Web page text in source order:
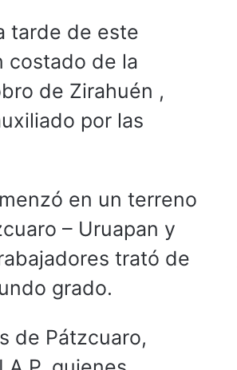
tarde de este
costado de la
de Zirahuén ,
por las
en un terreno
– Uruapan y
trató de
grado.
de Pátzcuaro,